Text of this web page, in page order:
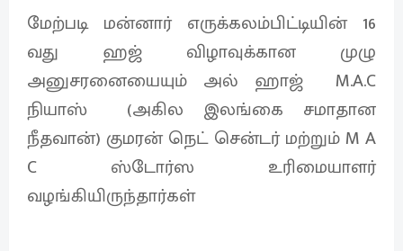
மேற்படி மன்னார் எருக்கலம்பிட்டியின் 16
வது ஹஜ் விழாவுக்கான முழு
அனுசரனையையும் அல் ஹாஜ் M.A.C
நியாஸ் (அகில இலங்கை சமாதான
நீதவான்) குமரன் நெட் சென்டர் மற்றும் M A
C ஸ்டோர்ஸ உரிமையாளர்
வழங்கியிருந்தார்கள்